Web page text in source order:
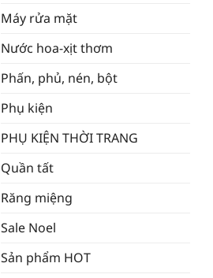
Máy rửa mặt
Nước hoa-xịt thơm
Phấn, phủ, nén, bột
Phụ kiện
PHỤ KIỆN THỜI TRANG
Quần tất
Răng miệng
Sale Noel
Sản phẩm HOT